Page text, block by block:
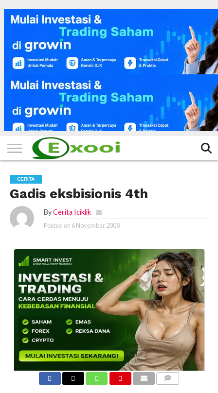
FILTER
BERITA
BIODATA
CERITA
CERPEN
EKSKLUSIF
FOTO
VIDEO
TIPS
MORE
CERITA
Gadis eksbisionis 4th
By Cerita Iciklik
Posted on 6 November 2008